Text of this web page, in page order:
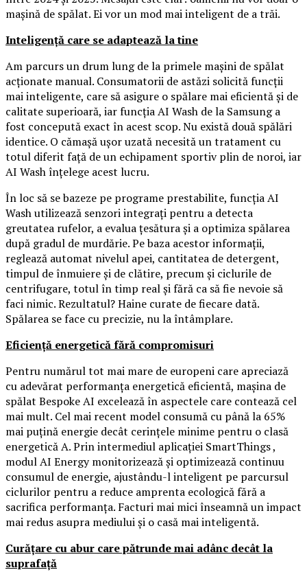
mașină de spălat. Ei vor un mod mai inteligent de a trăi.
Inteligență care se adaptează la tine
Am parcurs un drum lung de la primele mașini de spălat
acționate manual. Consumatorii de astăzi solicită funcții
mai inteligente, care să asigure o spălare mai eficientă și de
calitate superioară, iar funcția AI Wash de la Samsung a
fost concepută exact în acest scop. Nu există două spălări
identice. O cămașă ușor uzată necesită un tratament cu
totul diferit față de un echipament sportiv plin de noroi, iar
AI Wash înțelege acest lucru.
În loc să se bazeze pe programe prestabilite, funcția AI
Wash utilizează senzori integrați pentru a detecta
greutatea rufelor, a evalua țesătura și a optimiza spălarea
după gradul de murdărie. Pe baza acestor informații,
reglează automat nivelul apei, cantitatea de detergent,
timpul de înmuiere și de clătire, precum și ciclurile de
centrifugare, totul în timp real și fără ca să fie nevoie să
faci nimic. Rezultatul? Haine curate de fiecare dată.
Spălarea se face cu precizie, nu la întâmplare.
Eficiență energetică fără compromisuri
Pentru numărul tot mai mare de europeni care apreciază
cu adevărat performanța energetică eficientă, mașina de
spălat Bespoke AI excelează în aspectele care contează cel
mai mult. Cel mai recent model consumă cu până la 65%
mai puțină energie decât cerințele minime pentru o clasă
energetică A. Prin intermediul aplicației SmartThings ,
modul AI Energy monitorizează și optimizează continuu
consumul de energie, ajustându-l inteligent pe parcursul
ciclurilor pentru a reduce amprenta ecologică fără a
sacrifica performanța. Facturi mai mici înseamnă un impact
mai redus asupra mediului și o casă mai inteligentă.
Curățare cu abur care pătrunde mai adânc decât la
suprafață